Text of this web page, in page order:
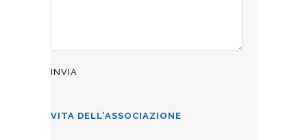
VITA DELL'ASSOCIAZIONE